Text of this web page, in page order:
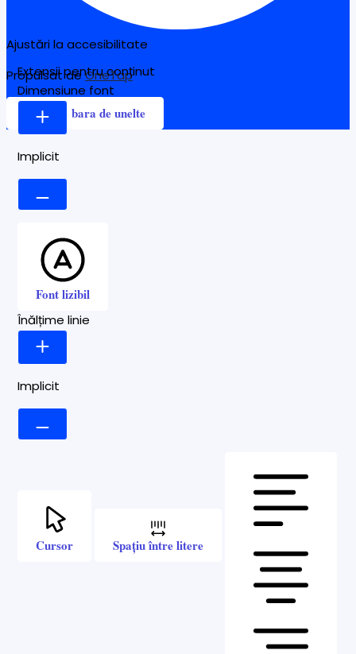
Ajustări la accesibilitate
Propulsat deOneTap
Ascunde bara de unelte
Extensii pentru conținut
Dimensiune font
Implicit
Font lizibil
Înălțime linie
Implicit
Cursor Spațiu între litere